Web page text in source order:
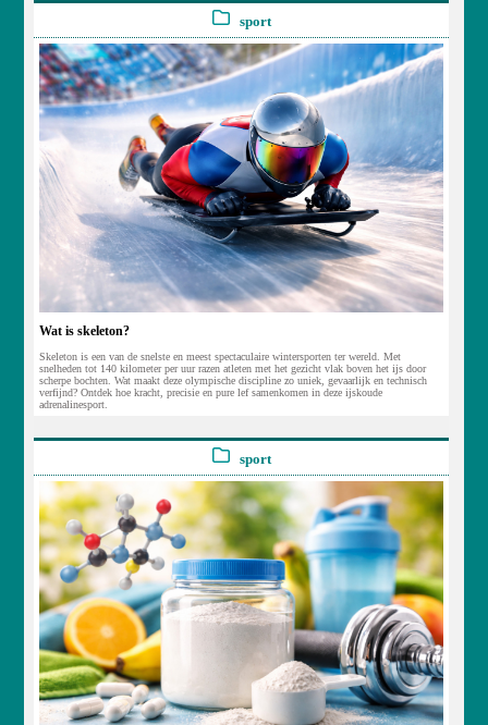
sport
Wat is skeleton?
Skeleton is een van de snelste en meest spectaculaire wintersporten ter wereld. Met
snelheden tot 140 kilometer per uur razen atleten met het gezicht vlak boven het ijs door
scherpe bochten. Wat maakt deze olympische discipline zo uniek, gevaarlijk en technisch
verfijnd? Ontdek hoe kracht, precisie en pure lef samenkomen in deze ijskoude
adrenalinesport.
sport